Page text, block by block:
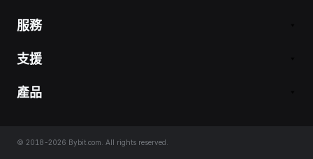
服務
支援
產品
© 2018-2026 Bybit.com. All rights reserved.